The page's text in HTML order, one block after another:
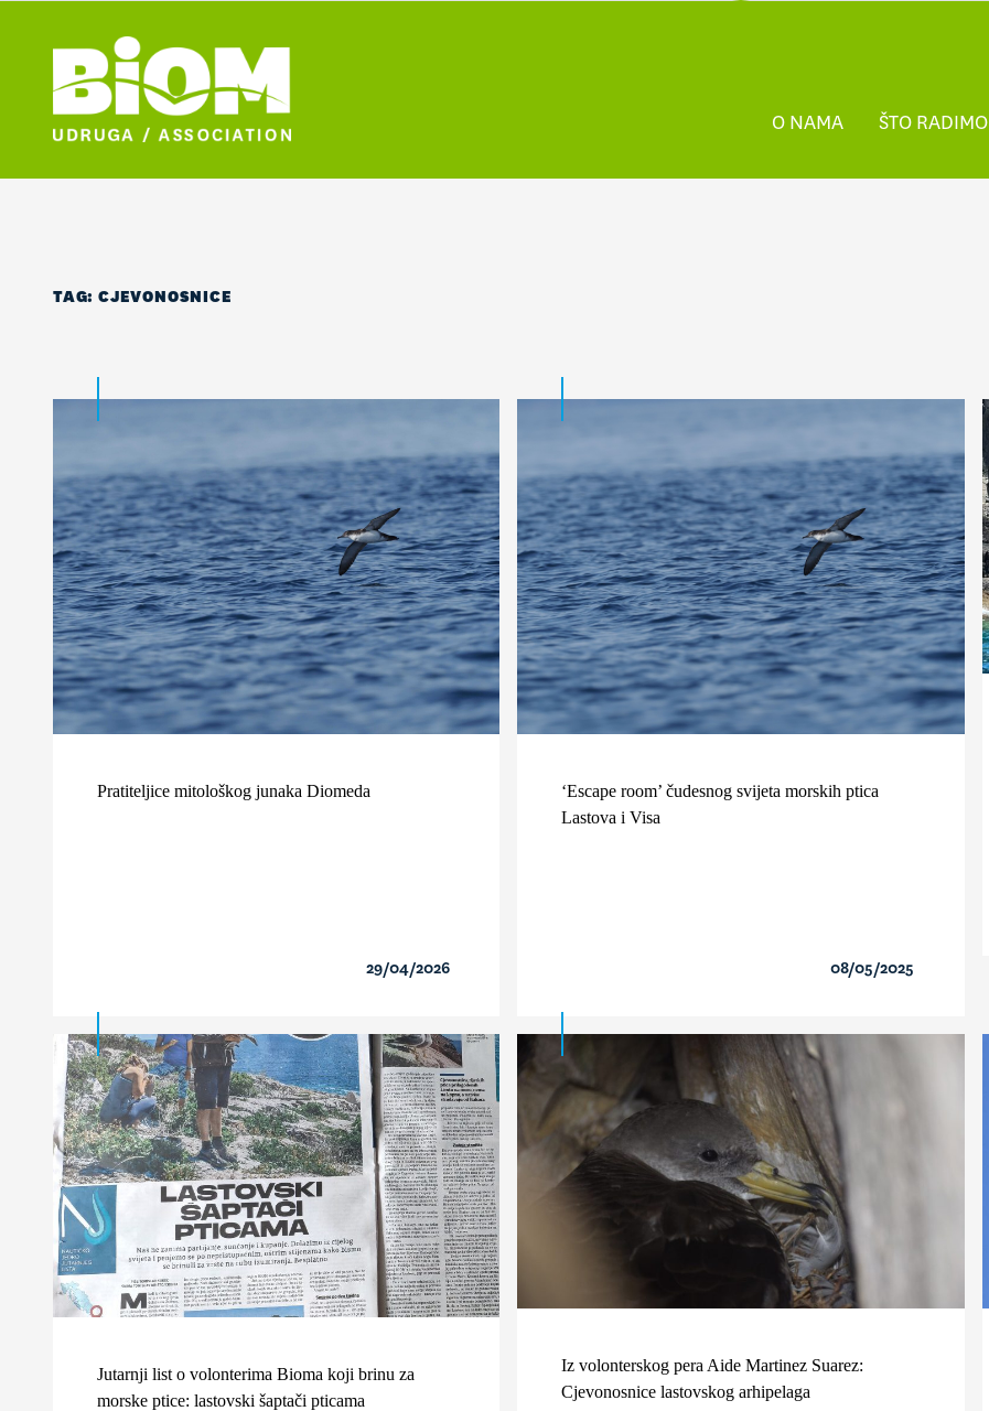
O NAMA ŠTO RADIMO
TAG: CJEVONOSNICE
Pratiteljice mitološkog junaka Diomeda
29/04/2026
‘Escape room’ čudesnog svijeta morskih ptica
Lastova i Visa
08/05/2025
Jutarnji list o volonterima Bioma koji brinu za
morske ptice: lastovski šaptači pticama
Iz volonterskog pera Aide Martinez Suarez:
Cjevonosnice lastovskog arhipelaga